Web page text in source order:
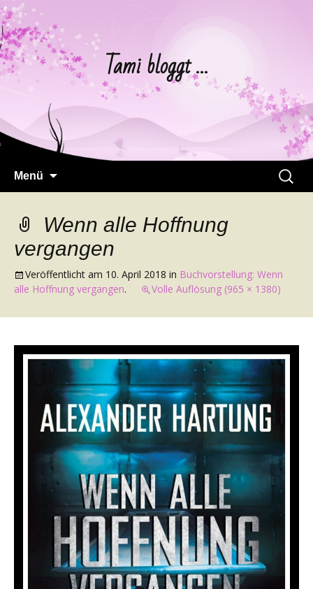
Tami bloggt …
Menü
Suchen
nach:
Wenn alle Hoffnung
vergangen
Veröffentlicht am 10. April 2018 in Buchvorstellung: Wenn
alle Hoffnung vergangen. Volle Auflösung (965 × 1380)